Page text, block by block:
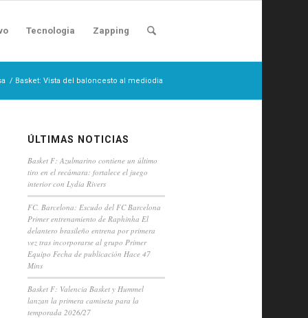
Tecnologia Zapping
/ Basket: Vista del baloncesto al mediodia
ÚLTIMAS NOTICIAS
Basket F: Azulmarino contiene un último
tiro en el recámara: fortalece el juego
interior con Lydia Rivers
FC. Barcelona: Escudo del FC Barcelona
Primer entrenamiento de Raphinha El
delantero brasileño entrena por primera
vez tras incorporarse al grupo Primer
Equipo Fecha de publicación Hace 47
Mins
Basket F: Valencia Basket y Hummel
lanzan la primera camiseta para la
temporada 2026/27